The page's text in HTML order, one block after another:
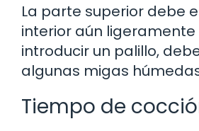
La parte superior debe
interior aún
introducir un palillo,
algunas migas
Tiempo de